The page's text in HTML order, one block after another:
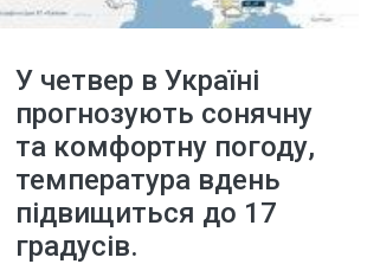
У четвер в Україні
прогнозують сонячну
та комфортну погоду,
температура вдень
підвищиться до 17
градусів.